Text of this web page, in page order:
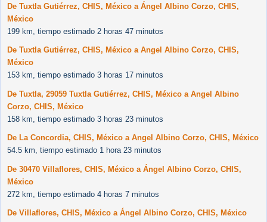
De Tuxtla Gutiérrez, CHIS, México a Ángel Albino Corzo, CHIS,
México
199 km, tiempo estimado 2 horas 47 minutos
De Tuxtla Gutiérrez, CHIS, México a Angel Albino Corzo, CHIS,
México
153 km, tiempo estimado 3 horas 17 minutos
De Tuxtla, 29059 Tuxtla Gutiérrez, CHIS, México a Angel Albino
Corzo, CHIS, México
158 km, tiempo estimado 3 horas 23 minutos
De La Concordia, CHIS, México a Angel Albino Corzo, CHIS, México
54.5 km, tiempo estimado 1 hora 23 minutos
De 30470 Villaflores, CHIS, México a Ángel Albino Corzo, CHIS,
México
272 km, tiempo estimado 4 horas 7 minutos
De Villaflores, CHIS, México a Ángel Albino Corzo, CHIS, México